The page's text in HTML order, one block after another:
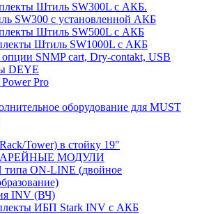
Штиль SW300L с АКБ.
SW300 с установленной АКБ
Штиль SW500L с АКБ
Штиль SW1000L с АКБ
опции SNMP cart, Dry-contakt, USB
DEYE
Pro
оборудование для MUST
Tower) в стойку 19"
МОДУЛИ
ON-LINE (двойное
INV (ВЧ)
ИБП Stark INV с АКБ